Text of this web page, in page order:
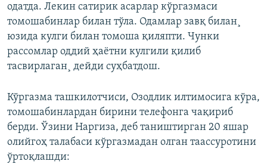
одатда. Лекин сатирик асарлар кўргазмаси
томошабинлар билан тўла. Одамлар завқ билан¸
юзида кулги билан томоша қиляпти. Чунки
рассомлар оддий ҳаëтни кулгили қилиб
тасвирлаган¸ дейди суҳбатдош.
Кўргазма ташкилотчиси, Озодлик илтимосига кўра,
томошабинлардан бирини телефонга чақириб
берди. Ўзини Наргиза, деб таништирган 20 яшар
олийгоҳ талабаси кўргазмадан олган таассуротини
ўртоқлашди: